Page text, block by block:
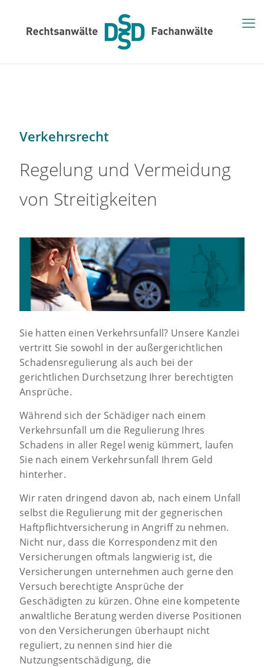
Verkehrsrecht
Regelung und Vermeidung
von Streitigkeiten
Sie hatten einen Verkehrsunfall? Unsere Kanzlei
vertritt Sie sowohl in der außergerichtlichen
Schadensregulierung als auch bei der
gerichtlichen Durchsetzung Ihrer berechtigten
Ansprüche.
Während sich der Schädiger nach einem
Verkehrsunfall um die Regulierung Ihres
Schadens in aller Regel wenig kümmert, laufen
Sie nach einem Verkehrsunfall Ihrem Geld
hinterher.
Wir raten dringend davon ab, nach einem Unfall
selbst die Regulierung mit der gegnerischen
Haftpflichtversicherung in Angriff zu nehmen.
Nicht nur, dass die Korrespondenz mit den
Versicherungen oftmals langwierig ist, die
Versicherungen unternehmen auch gerne den
Versuch berechtigte Ansprüche der
Geschädigten zu kürzen. Ohne eine kompetente
anwaltliche Beratung werden diverse Positionen
von den Versicherungen überhaupt nicht
reguliert, zu nennen sind hier die
Nutzungsentschädigung, die